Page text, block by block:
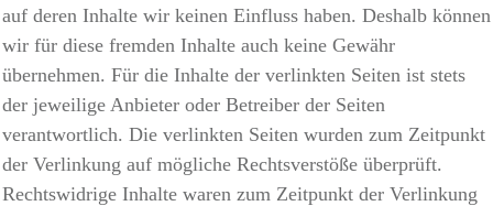
auf deren Inhalte wir keinen Einfluss haben. Deshalb können
wir für diese fremden Inhalte auch keine Gewähr
übernehmen. Für die Inhalte der verlinkten Seiten ist stets
der jeweilige Anbieter oder Betreiber der Seiten
verantwortlich. Die verlinkten Seiten wurden zum Zeitpunkt
der Verlinkung auf mögliche Rechtsverstöße überprüft.
Rechtswidrige Inhalte waren zum Zeitpunkt der Verlinkung